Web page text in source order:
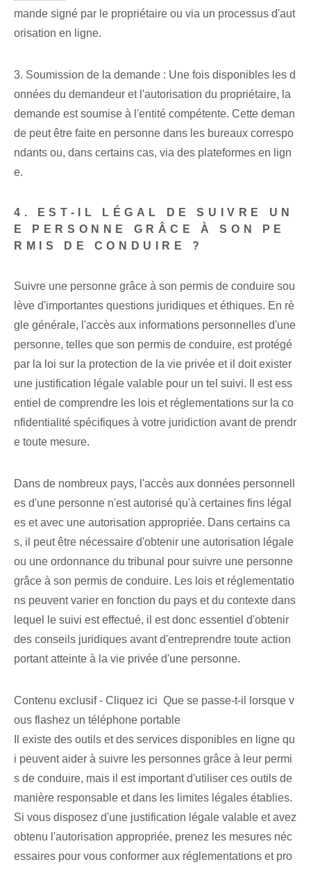
mande signé par le propriétaire ou via un processus d'aut
orisation en ligne.
3. Soumission de la demande : Une fois disponibles les d
onnées du demandeur et l'autorisation du propriétaire, la
demande est soumise à l'entité compétente. Cette deman
de peut être faite en personne dans les bureaux correspo
ndants ou, dans certains cas, via des plateformes en lign
e.
4. EST-IL LÉGAL DE SUIVRE UN
E PERSONNE GRÂCE À SON PE
RMIS DE CONDUIRE ?
Suivre une personne grâce à son permis de conduire sou
lève d'importantes questions juridiques et éthiques. En rè
gle générale, l'accès aux informations personnelles d'une
personne, telles que son permis de conduire, est protégé
par la loi sur la protection de la vie privée et il doit exister
une justification légale valable pour un tel suivi. Il est ess
entiel de comprendre les lois et réglementations sur la co
nfidentialité spécifiques à votre juridiction avant de prendr
e toute mesure.
Dans de nombreux pays, l'accès aux données personnell
es d'une personne n'est autorisé qu'à certaines fins légal
es et avec une autorisation appropriée. Dans certains ca
s, il peut être nécessaire d'obtenir une autorisation légale
ou une ordonnance du tribunal pour suivre une personne
grâce à son permis de conduire. Les lois et réglementatio
ns peuvent varier en fonction du pays et du contexte dans
lequel le suivi est effectué, il est donc essentiel d'obtenir
des conseils juridiques avant d'entreprendre toute action
portant atteinte à la vie privée d'une personne.
Contenu exclusif - Cliquez ici Que se passe-t-il lorsque v
ous flashez un téléphone portable
Il existe des outils et des services disponibles en ligne qu
i peuvent aider à suivre les personnes grâce à leur permi
s de conduire, mais il est important d'utiliser ces outils de
manière responsable et dans les limites légales établies.
Si vous disposez d'une justification légale valable et avez
obtenu l'autorisation appropriée, prenez les mesures néc
essaires pour vous conformer aux réglementations et pro